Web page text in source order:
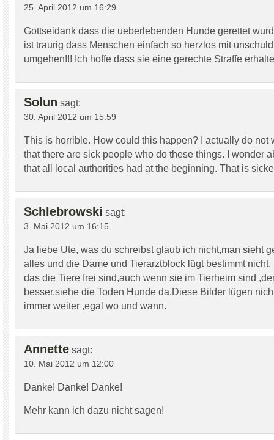
25. April 2012 um 16:29
Gottseidank dass die ueberlebenden Hunde gerettet
ist traurig dass Menschen einfach so herzlos mit
umgehen!!! Ich hoffe dass sie eine gerechte Straffe
Solun sagt:
30. April 2012 um 15:59
This is horrible. How could this happen? I actually do not
that there are sick people who do these things. I wonder
that all local authorities had at the beginning. That is
Schlebrowski sagt:
3. Mai 2012 um 16:15
Ja liebe Ute, was du schreibst glaub ich nicht,man sieht
alles und die Dame und Tierarztblock lügt bestimmt
das die Tiere frei sind,auch wenn sie im Tierheim sind
besser,siehe die Toden Hunde da.Diese Bilder lügen
immer weiter ,egal wo und wann.
Annette sagt:
10. Mai 2012 um 12:00
Danke! Danke! Danke!
Mehr kann ich dazu nicht sagen!